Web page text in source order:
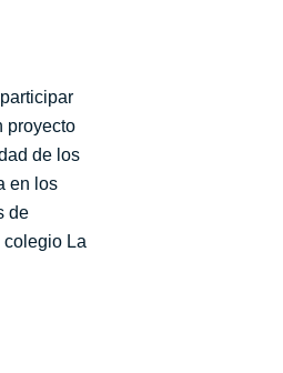
proyecto
de los
en los
de
La